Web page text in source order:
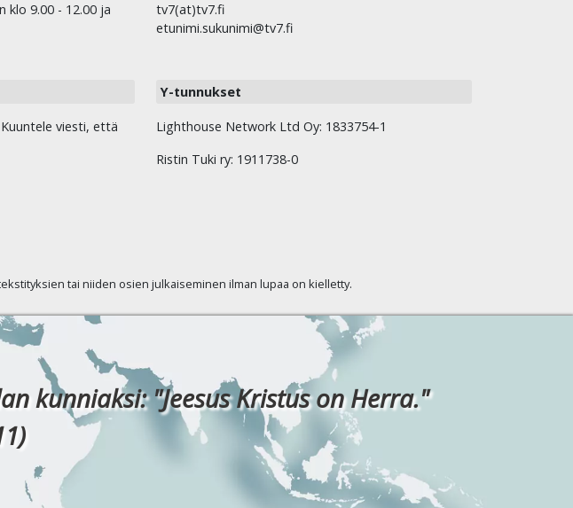
klo 9.00 - 12.00 ja
tv7(at)tv7.fi
etunimi.sukunimi@tv7.fi
viesti, että
Y-tunnukset
Lighthouse Network Ltd Oy: 1833754-1
Ristin Tuki ry: 1911738-0
tai niiden osien julkaiseminen ilman lupaa on kielletty.
kunniaksi: "Jeesus Kristus on Herra."